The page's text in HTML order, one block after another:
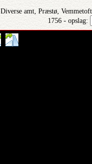
Diverse amt, Præstø,
1756 - opslag: